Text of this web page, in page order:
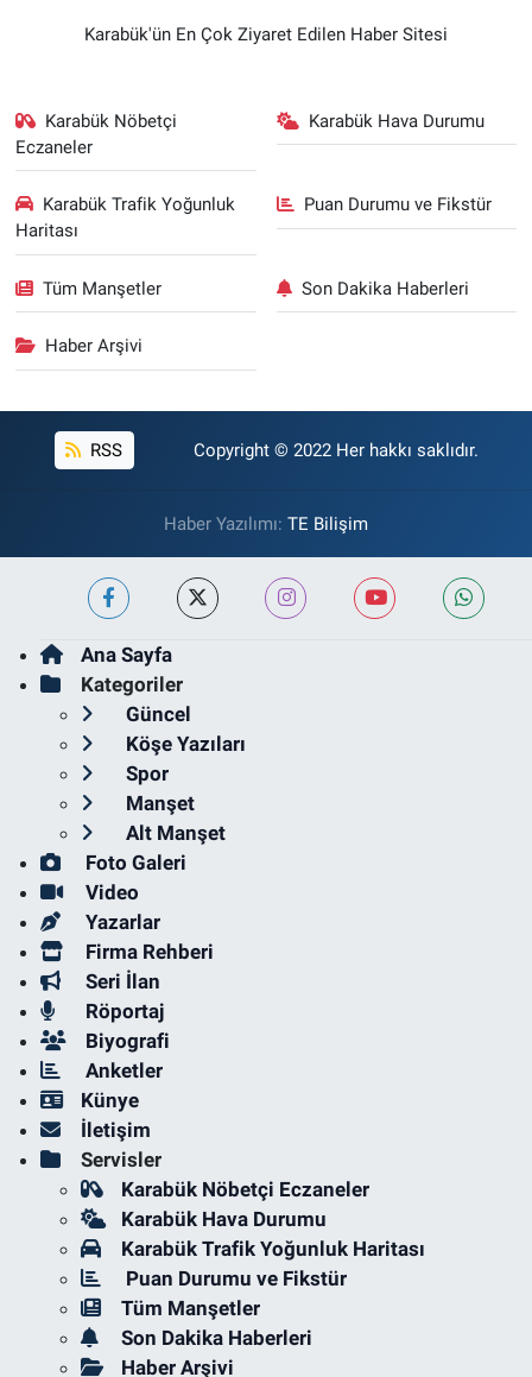
Karabük'ün En Çok Ziyaret Edilen Haber Sitesi
Karabük Nöbetçi
Eczaneler
Karabük Hava Durumu
Karabük Trafik Yoğunluk
Haritası
Puan Durumu ve Fikstür
Tüm Manşetler Son Dakika Haberleri
Haber Arşivi
RSS Copyright © 2022 Her hakkı saklıdır.
Haber Yazılımı: TE Bilişim
Ana Sayfa
Kategoriler
Güncel
Köşe Yazıları
Spor
Manşet
Alt Manşet
Foto Galeri
Video
Yazarlar
Firma Rehberi
Seri İlan
Röportaj
Biyografi
Anketler
Künye
İletişim
Servisler
Karabük Nöbetçi Eczaneler
Karabük Hava Durumu
Karabük Trafik Yoğunluk Haritası
Puan Durumu ve Fikstür
Tüm Manşetler
Son Dakika Haberleri
Haber Arşivi